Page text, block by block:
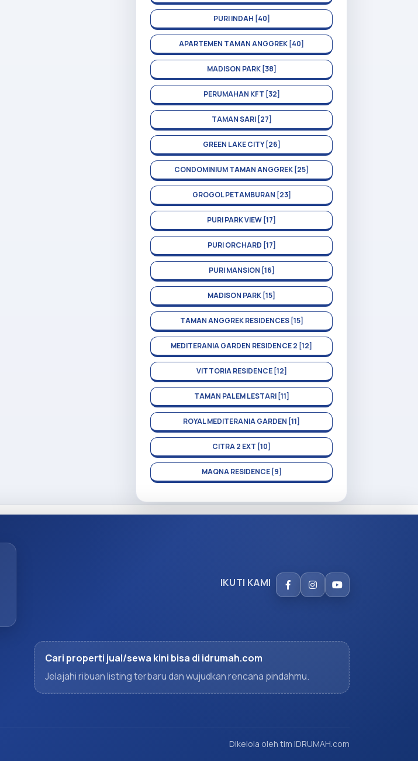
PURI INDAH [40]
APARTEMEN TAMAN ANGGREK [40]
MADISON PARK [38]
PERUMAHAN KFT [32]
TAMAN SARI [27]
GREEN LAKE CITY [26]
CONDOMINIUM TAMAN ANGGREK [25]
GROGOL PETAMBURAN [23]
PURI PARK VIEW [17]
PURI ORCHARD [17]
PURI MANSION [16]
MADISON PARK [15]
TAMAN ANGGREK RESIDENCES [15]
MEDITERANIA GARDEN RESIDENCE 2 [12]
VITTORIA RESIDENCE [12]
TAMAN PALEM LESTARI [11]
ROYAL MEDITERANIA GARDEN [11]
CITRA 2 EXT [10]
MAQNA RESIDENCE [9]
IKUTI KAMI
Cari properti jual/sewa kini bisa di idrumah.com
Jelajahi ribuan listing terbaru dan wujudkan rencana pindahmu.
Dikelola oleh tim IDRUMAH.com